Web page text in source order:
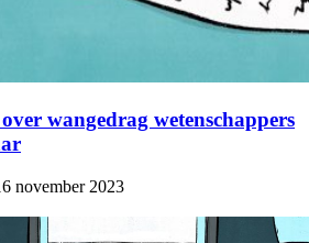
wangedrag wetenschappers
november 2023